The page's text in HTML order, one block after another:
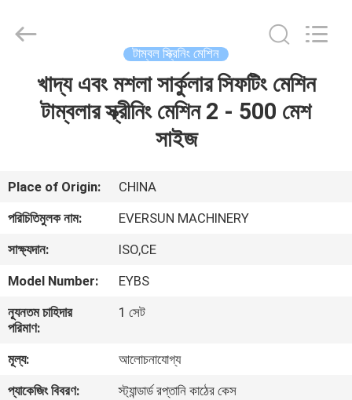
VR
প্রদর্শন
আমাদের
সম্পর্কে
কারখানা
ভ্রমণ
টাম্বল স্ক্রিনিং মেশিন
খাদ্য এবং মশলা সার্কুলার সিফটিং মেশিন
টাম্বলার স্ক্রীনিং মেশিন 2 - 500 মেশ
সাইজ
Place of Origin:
CHINA
পরিচিতিমুলক নাম:
EVERSUN MACHINERY
সাক্ষ্যদান:
ISO,CE
Model Number:
EYBS
ন্যূনতম চাহিদার
পরিমাণ:
1 সেট
মূল্য:
আলোচনাযোগ্য
প্যাকেজিং বিবরণ:
স্ট্যান্ডার্ড রপ্তানি কাঠের কেস